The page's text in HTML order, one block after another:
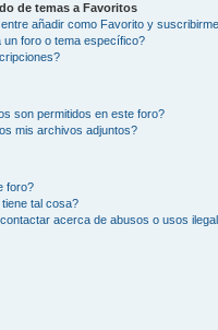
de temas a Favoritos
añadir como Favorito y
foro o tema específico?
son permitidos en este foro?
mis archivos adjuntos?
foro?
tal cosa?
acerca de abusos o usos